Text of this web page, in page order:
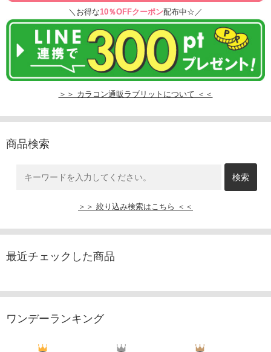
＼お得な10％OFFクーポン配布中☆／
＞＞ カラコン通販ラブリットについて ＜＜
商品検索
＞＞ 絞り込み検索はこちら ＜＜
最近チェックした商品
ワンデーランキング